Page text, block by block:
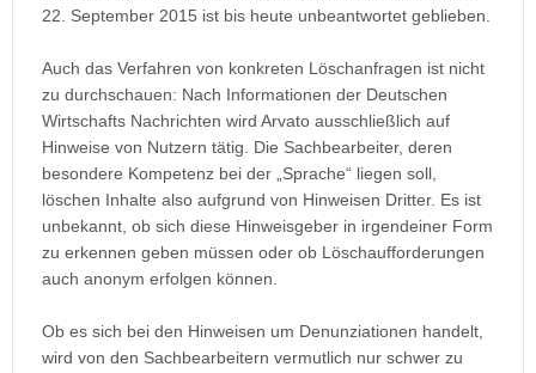
22. September 2015 ist bis heute unbeantwortet geblieben.
Auch das Verfahren von konkreten Löschanfragen ist nicht
zu durchschauen: Nach Informationen der Deutschen
Wirtschafts Nachrichten wird Arvato ausschließlich auf
Hinweise von Nutzern tätig. Die Sachbearbeiter, deren
besondere Kompetenz bei der „Sprache“ liegen soll,
löschen Inhalte also aufgrund von Hinweisen Dritter. Es ist
unbekannt, ob sich diese Hinweisgeber in irgendeiner Form
zu erkennen geben müssen oder ob Löschaufforderungen
auch anonym erfolgen können.
Ob es sich bei den Hinweisen um Denunziationen handelt,
wird von den Sachbearbeitern vermutlich nur schwer zu